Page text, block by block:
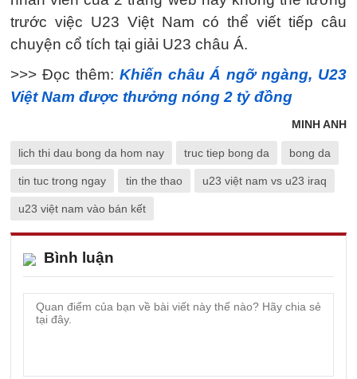
trước việc U23 Việt Nam có thể viết tiếp câu
chuyện cổ tích tại giải U23 châu Á.
>>> Đọc thêm: Khiến châu Á ngỡ ngàng, U23
Việt Nam được thưởng nóng 2 tỷ đồng
MINH ANH
lich thi dau bong da hom nay truc tiep bong da bong da
tin tuc trong ngay tin the thao u23 việt nam vs u23 iraq
u23 việt nam vào bán kết
Bình luận